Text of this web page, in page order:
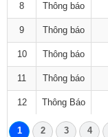
8 Thông báo
9 Thông báo
10 Thông báo
11 Thông báo
12 Thông Báo
1 2 3 4